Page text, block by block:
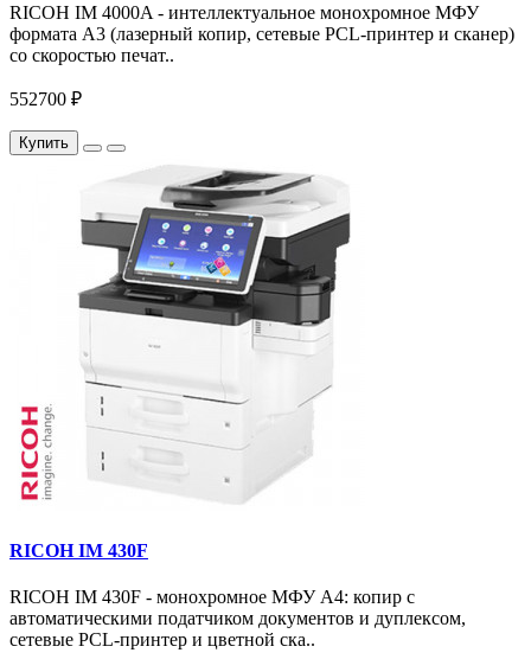
RICOH IM 4000A - интеллектуальное монохромное МФУ
формата А3 (лазерный копир, сетевые PCL-принтер и сканер)
со скоростью печат..
552700 ₽
Купить
RICOH IM 430F
RICOH IM 430F - монохромное МФУ A4: копир с
автоматическими податчиком документов и дуплексом,
сетевые PCL-принтер и цветной ска..